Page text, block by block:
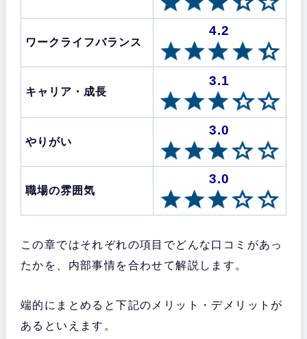
ワークライフバランス
4.2
キャリア・成長
3.1
やりがい
3.0
職場の雰囲気
3.0
この章ではそれぞれの項目でどんな口コミがあっ
たかを、内部事情を合わせて解説します。
端的にまとめると下記のメリット・デメリットが
あるといえます。